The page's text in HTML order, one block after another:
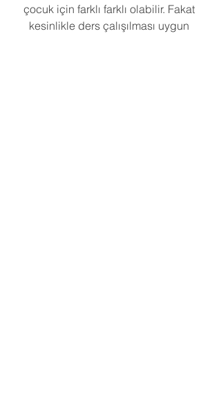
çocuk için farklı farklı olabilir. Fakat
kesinlikle ders çalışılması uygun